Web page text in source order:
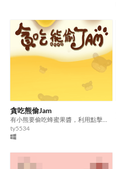
貪吃熊偷Jam
有小熊要偷吃蜂蜜果醬，利用點擊小熊來阻止小熊得到蜂蜜果醬
ty5534